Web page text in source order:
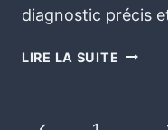
diagnostic précis
LIRE LA SUITE